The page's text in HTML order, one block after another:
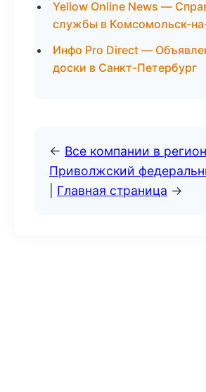
Yellow Online News —
службы в Комсомольск-
Инфо Pro Direct —
доски в Санкт-Петербург
← Все компании в
Приволжский
Главная страница →